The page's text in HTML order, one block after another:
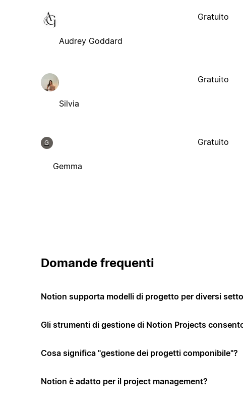
Audrey Goddard
Gratuito
Silvia
Gratuito
G
Gemma
Gratuito
Domande frequenti
Notion supporta modelli di progetto per diversi
Gli strumenti di gestione di Notion Projects
Cosa significa "gestione dei progetti componibile"?
Notion è adatto per il project management?